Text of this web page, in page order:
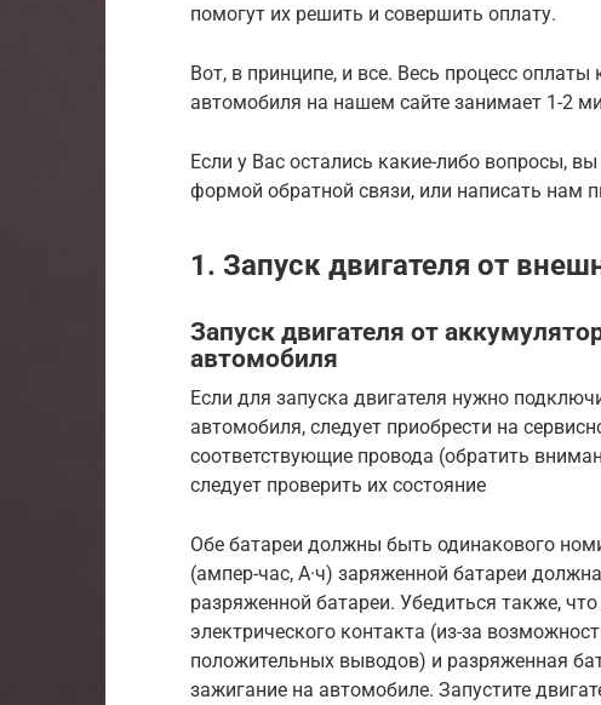
помогут их решить и совершить оплату.
Вот, в принципе, и все. Весь процесс
автомобиля на нашем сайте занимает 1-2
Если у Вас остались какие-либо вопросы,
формой обратной связи, или написать нам
1. Запуск двигателя от
Запуск двигателя от
автомобиля
Если для запуска двигателя нужно
автомобиля, следует приобрести на
соответствующие провода (обратить
следует проверить их состояние
Обе батареи должны быть одинакового
(ампер-час, А·ч) заряженной батареи
разряженной батареи. Убедиться также,
электрического контакта (из-за
положительных выводов) и разряженная
зажигание на автомобиле. Запустите